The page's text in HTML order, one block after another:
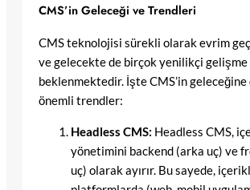
CMS’in Geleceği ve Trendleri
CMS teknolojisi sürekli olarak evrim
ve gelecekte de birçok yenilikçi gelişme
beklenmektedir. İşte CMS’in geleceğine
önemli trendler:
Headless CMS: Headless CMS,
yönetimini backend (arka uç) ve
uç) olarak ayırır. Bu sayede,